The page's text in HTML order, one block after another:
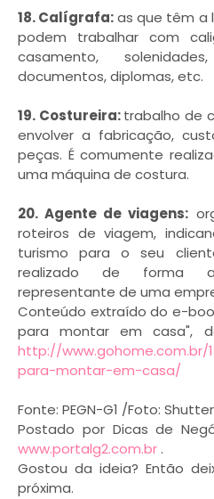
18. Calígrafa:as que têm a
podem trabalhar com
casamento,
documentos, diplomas, etc.
19. Costureira:trabalho de
envolver a fabricação,
peças. É comumente
uma máquina de costura.
20. Agente de viagens:
roteiros de viagem,
turismo para o seu
realizado de forma
representante de uma
Conteúdo extraído do e-
para montar em casa",
http://
para-montar-em-casa/
Fonte: PEGN-G1 /Foto:
Postado por Dicas de
www.portalg2.com.br.
Gostou da ideia? Então
próxima.